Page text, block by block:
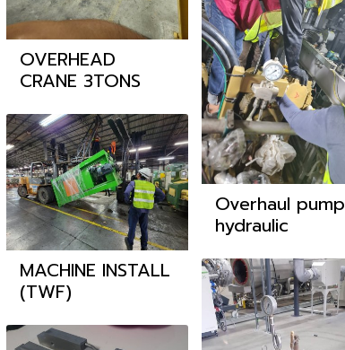
OVERHEAD
CRANE 3TONS
Overhaul pump
hydraulic
MACHINE INSTALL
(TWF)